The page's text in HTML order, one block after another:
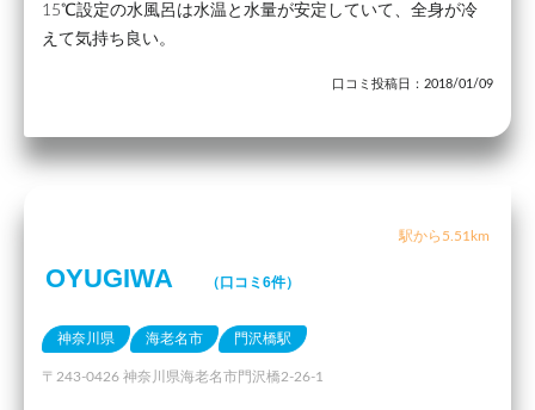
15℃設定の水風呂は水温と水量が安定していて、全身が冷
えて気持ち良い。
口コミ投稿日：2018/01/09
駅から5.51km
OYUGIWA （口コミ6件）
神奈川県 海老名市 門沢橋駅
〒243-0426 神奈川県海老名市門沢橋2-26-1